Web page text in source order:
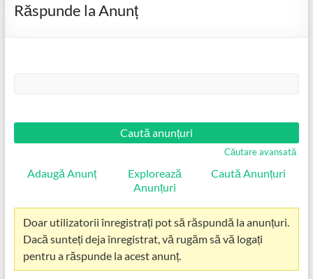
Răspunde la Anunț
Căutare avansată
Adaugă Anunț
Explorează
Anunțuri
Caută Anunțuri
Doar utilizatorii înregistrați pot să răspundă la anunțuri.
Dacă sunteți deja înregistrat, vă rugăm să vă logați
pentru a răspunde la acest anunț.